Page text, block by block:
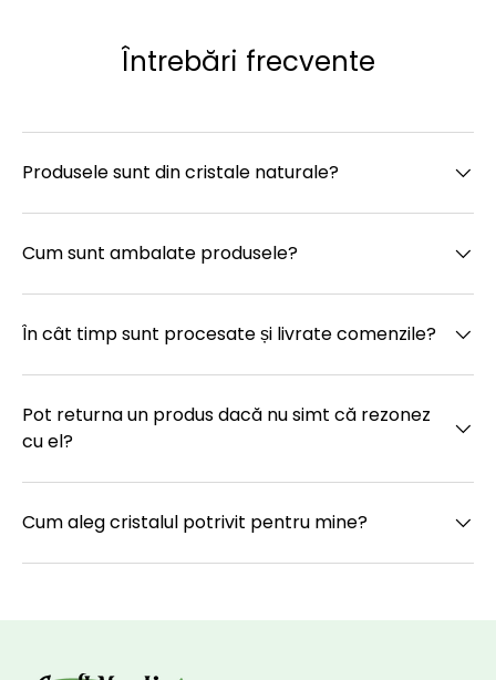
Întrebări frecvente
Produsele sunt din cristale naturale?
Cum sunt ambalate produsele?
În cât timp sunt procesate și livrate comenzile?
Pot returna un produs dacă nu simt că rezonez
cu el?
Cum aleg cristalul potrivit pentru mine?